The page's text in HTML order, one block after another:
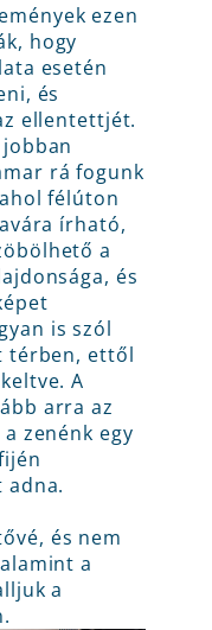
ezen
hogy
esetén
és
ellentettjét.
rá fogunk
félúton
írható,
a
és
is szól
térben, ettől
A
arra az
zenénk egy
adna.
és nem
a
a